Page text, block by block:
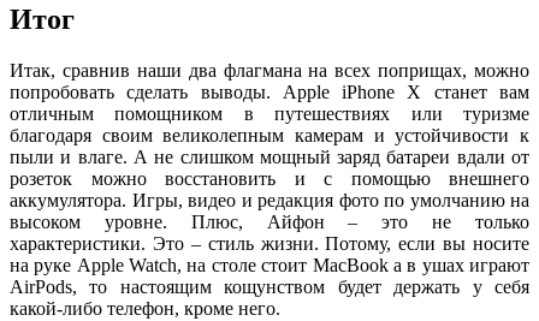
Итог
Итак, сравнив наши два флагмана на всех поприщах, можно
попробовать сделать выводы. Apple iPhone X станет вам
отличным помощником в путешествиях или туризме
благодаря своим великолепным камерам и устойчивости к
пыли и влаге. А не слишком мощный заряд батареи вдали от
розеток можно восстановить и с помощью внешнего
аккумулятора. Игры, видео и редакция фото по умолчанию на
высоком уровне. Плюс, Айфон – это не только
характеристики. Это – стиль жизни. Потому, если вы носите
на руке Apple Watch, на столе стоит MacBook а в ушах играют
AirPods, то настоящим кощунством будет держать у себя
какой-либо телефон, кроме него.